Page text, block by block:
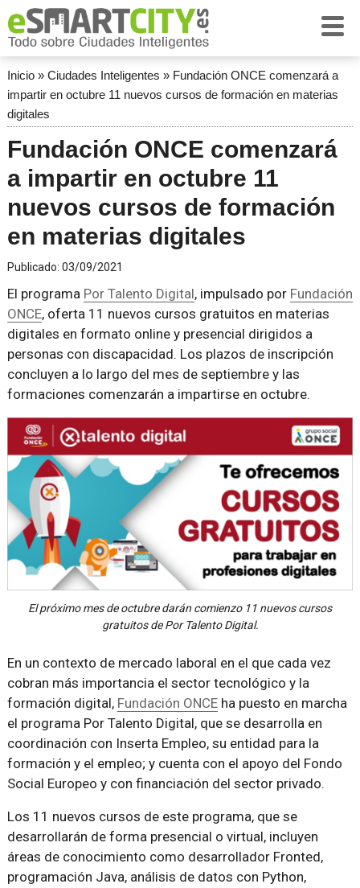
Inicio» Ciudades Inteligentes » Fundación ONCE comenzará a
impartir en octubre 11 nuevos cursos de formación en materias
digitales
Fundación ONCE comenzará
a impartir en octubre 11
nuevos cursos de formación
en materias digitales
Publicado: 03/09/2021
El programa Por Talento Digital, impulsado por Fundación
ONCE, oferta 11 nuevos cursos gratuitos en materias
digitales en formato online y presencial dirigidos a
personas con discapacidad. Los plazos de inscripción
concluyen a lo largo del mes de septiembre y las
formaciones comenzarán a impartirse en octubre.
El próximo mes de octubre darán comienzo 11 nuevos cursos
gratuitos de Por Talento Digital.
En un contexto de mercado laboral en el que cada vez
cobran más importancia el sector tecnológico y la
formación digital, Fundación ONCEha puesto en marcha
el programa Por Talento Digital, que se desarrolla en
coordinación con Inserta Empleo, su entidad para la
formación y el empleo; y cuenta con el apoyo del Fondo
Social Europeo y con financiación del sector privado.
Los 11 nuevos cursos de este programa, que se
desarrollarán de forma presencial o virtual, incluyen
áreas de conocimiento como desarrollador Fronted,
programación Java, análisis de datos con Python,